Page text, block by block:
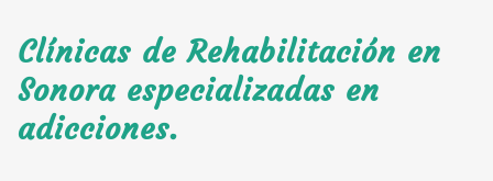
Clínicas de Rehabilitación en
Sonora especializadas en
adicciones.